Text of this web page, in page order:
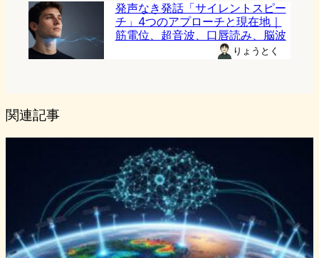
発声なき発話「サイレントスピー
チ」4つのアプローチと現在地｜
筋電位、超音波、口唇読み、脳波
りょうとく
関連記事